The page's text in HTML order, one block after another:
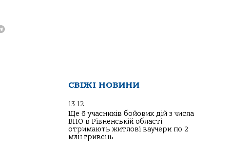
СВІЖІ НОВИНИ
13:12
Ще 6 учасників бойових дій з числа
ВПО в Рівненській області
отримають житлові ваучери по 2
млн гривень